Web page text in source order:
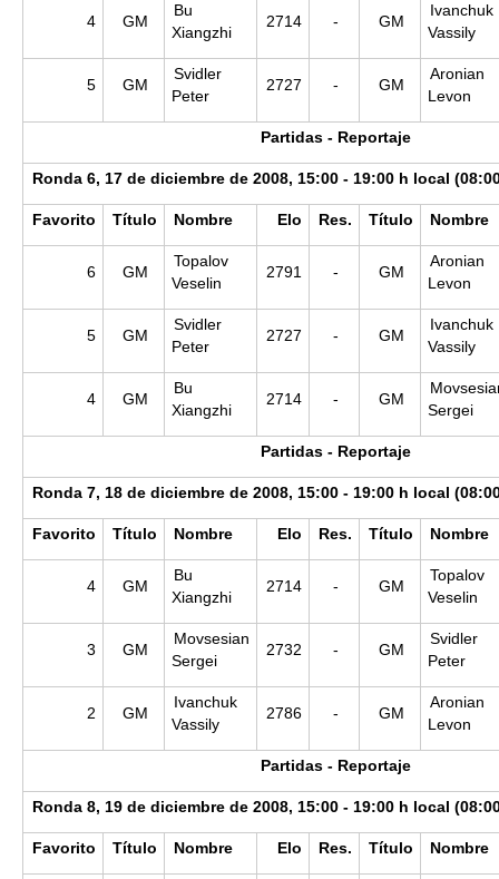
4 GM
Bu
Xiangzhi
2714 - GM
Ivanchuk
Vassily
5 GM
Svidler
Peter
2727 - GM
Aronian
Levon
Partidas - Reportaje
Ronda 6, 17 de diciembre de 2008, 15:00 - 19:00 h local
Favorito Título Nombre Elo Res. Título Nombre
6 GM
Topalov
Veselin
2791 - GM
Aronian
Levon
5 GM
Svidler
Peter
2727 - GM
Ivanchuk
Vassily
4 GM
Bu
Xiangzhi
2714 - GM
Sergei
Partidas - Reportaje
Ronda 7, 18 de diciembre de 2008, 15:00 - 19:00 h local
Favorito Título Nombre Elo Res. Título Nombre
4 GM
Bu
Xiangzhi
2714 - GM
Topalov
Veselin
3 GM
Movsesian
Sergei
2732 - GM
Svidler
Peter
2 GM
Ivanchuk
Vassily
2786 - GM
Aronian
Levon
Partidas - Reportaje
Ronda 8, 19 de diciembre de 2008, 15:00 - 19:00 h local
Favorito Título Nombre Elo Res. Título Nombre